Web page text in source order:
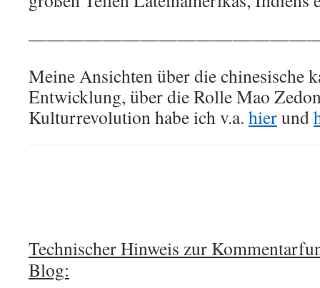
Meine Ansichten über die chinesische
Entwicklung, über die Rolle Mao
Kulturrevolution habe ich v.a. hierund
Technischer Hinweis zur
Blog: